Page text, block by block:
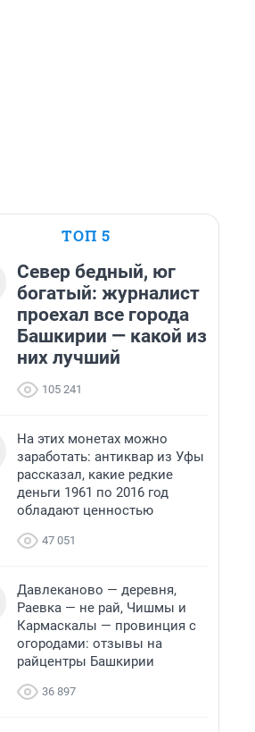
ТОП 5
Север бедный, юг
богатый: журналист
проехал все города
Башкирии — какой из
них лучший
105 241
На этих монетах можно
заработать: антиквар из Уфы
рассказал, какие редкие
деньги 1961 по 2016 год
обладают ценностью
47 051
Давлеканово — деревня,
Раевка — не рай, Чишмы и
Кармаскалы — провинция с
огородами: отзывы на
райцентры Башкирии
36 897